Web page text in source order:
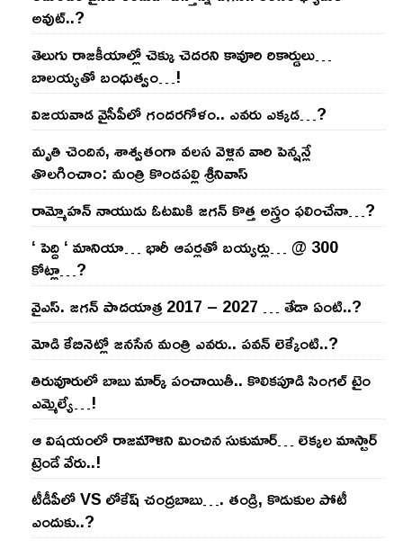
అవుట్‌..?
తెలుగు రాజ‌కీయాల్లో చెక్కు చెద‌ర‌ని కావూరి రికార్డులు…
బాల‌య్యతో బంధుత్వం…!
విజ‌య‌వాడ వైసీపీలో గంద‌ర‌గోళం.. ఎవ‌రు ఎక్క‌డ‌…?
మృతి చెందిన, శాశ్వతంగా వలస వెళ్లిన వారి పెన్ష‌న్లే
తొల‌గించాం: మంత్రి కొండపల్లి శ్రీనివాస్
రామ్మోహ‌న్ నాయుడు ఓట‌మికి జ‌గ‌న్ కొత్త అస్త్రం ఫ‌లించేనా…?
‘ పెద్ది ‘ మానియా… భారీ ఆప‌ర్ల‌తో బ‌య్య‌ర్లు… @ 300
కోట్లా…?
వైఎస్‌. జ‌గ‌న్ పాద‌యాత్ర 2017 – 2027 … తేడా ఏంటి..?
మోడి కేబినెట్లో జ‌నసేన మంత్రి ఎవ‌రు.. ప‌వ‌న్ లెక్కేంటి..?
తిరువూరులో బాబు మార్క్ పంచాయితీ.. కొలిక‌పూడి సింగ‌ల్ టైం
ఎమ్మెల్యే…!
ఆ విష‌యంలో రాజ‌మౌళిని మించిన సుకుమార్‌… లెక్క‌ల మాస్టార్
ట్రెండే వేరు..!
టీడీపీలో VS లోకేష్ చంద్ర‌బాబు…. తండ్రి, కొడుకుల పోటీ
ఎందుకు..?